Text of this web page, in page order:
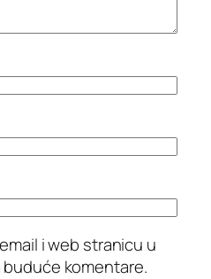
i web stranicu u
komentare.